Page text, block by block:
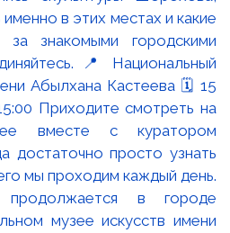
продолжается в городе
музее искусств имени